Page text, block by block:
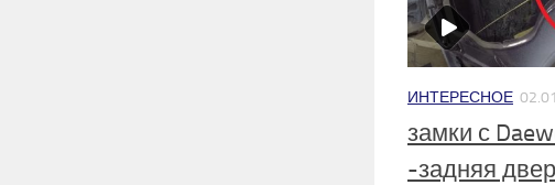
ИНТЕРЕСНОЕ
замки с
-задняя